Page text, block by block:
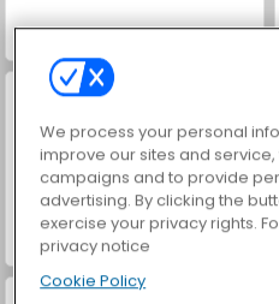
Hidden Object: Street of Secrets
We process your personal
improve our sites and
campaigns and to provide
advertising. By clicking the
exercise your privacy rights.
privacy notice
Cookie Policy